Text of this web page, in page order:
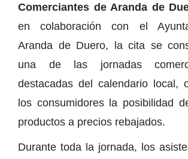
Comerciantes de Aranda de
en colaboración con el
Aranda de Duero, la cita se
una de las jornadas
destacadas del calendario local,
los consumidores la posibilidad
productos a precios rebajados.
Durante toda la jornada, los